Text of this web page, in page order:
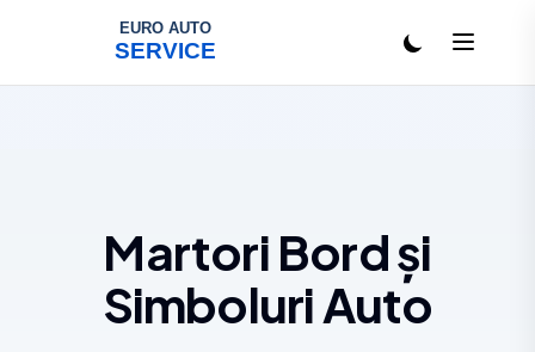
Martori Bord și
Simboluri Auto